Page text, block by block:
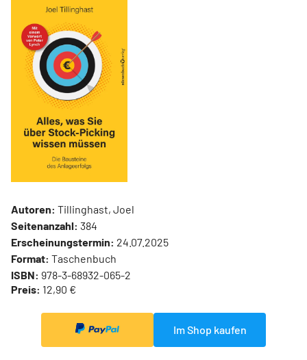
Autoren: Tillinghast, Joel
Seitenanzahl: 384
Erscheinungstermin: 24.07.2025
Format: Taschenbuch
ISBN: 978-3-68932-065-2
Preis: 12,90 €
Im Shop kaufen